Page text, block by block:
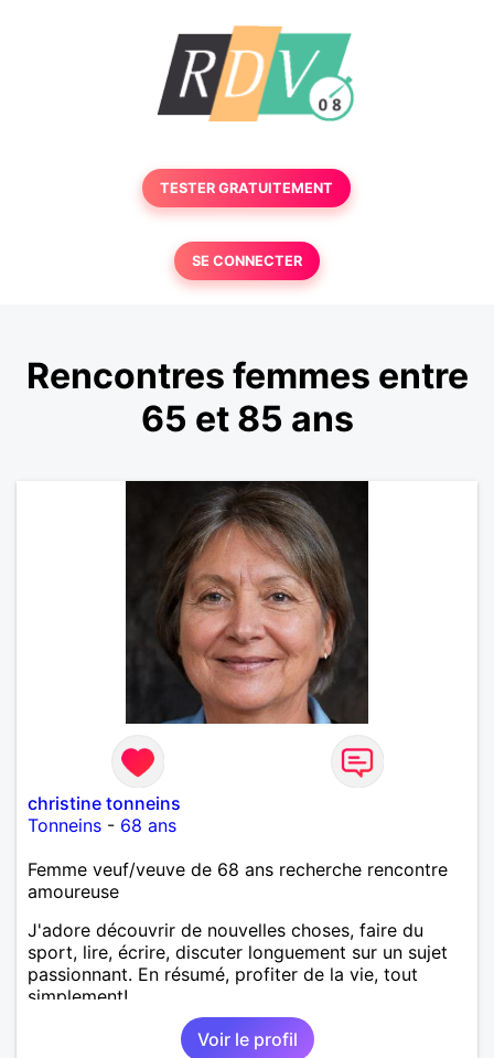
TESTER GRATUITEMENT
SE CONNECTER
Rencontres femmes entre
65 et 85 ans
christine tonneins
Tonneins - 68 ans
Femme veuf/veuve de 68 ans recherche rencontre
amoureuse
J'adore découvrir de nouvelles choses, faire du
sport, lire, écrire, discuter longuement sur un sujet
passionnant. En résumé, profiter de la vie, tout
simplement!
Voir le profil